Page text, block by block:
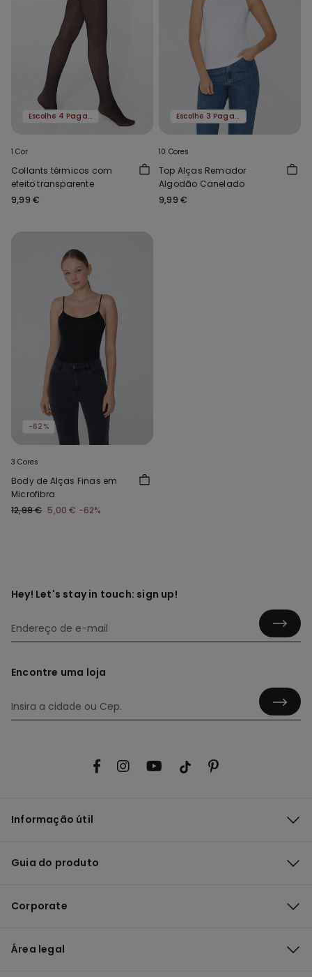
Escolhe 4 Paga 3
1 Cor
Collants térmicos com
efeito transparente
9,99 €
Escolhe 3 Paga 2
10 Cores
Top Alças Remador
Algodão Canelado
9,99 €
-62%
3 Cores
Body de Alças Finas em
Microfibra
12,99 € 5,00 € -62%
Hey! Let's stay in touch: sign up!
Encontre uma loja
Informação útil
Guia do produto
Corporate
Área legal